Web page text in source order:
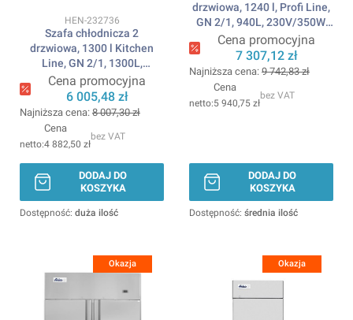
Kod produktu
HEN-232736
Szafa chłodnicza 2
drzwiowa, 1300 l Kitchen
Line, GN 2/1, 1300L,
230V/320W,
1382x800x(H)2100mm
ARKTIC
Cena promocyjna
6 005,48 zł
Najniższa cena: 8 007,30 zł
Cena
4 882,50 zł
bez VAT
DODAJ DO
KOSZYKA
Dostępność: duża ilość
drzwiowa, 1240 l, Profi Line,
GN 2/1, 940L, 230V/350W,
1314x800x(H)2082mm
ARKTIC
Cena promocyjna
7 307,12 zł
Najniższa cena: 9 742,83 zł
Cena
5 940,75 zł
bez VAT
DODAJ DO
KOSZYKA
Dostępność: średnia ilość
Okazja Okazja